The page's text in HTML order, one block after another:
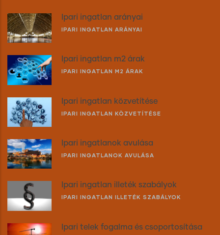
Ipari ingatlan arányai
IPARI INGATLAN ARÁNYAI
Ipari ingatlan m2 árak
IPARI INGATLAN M2 ÁRAK
Ipari ingatlan közvetítése
IPARI INGATLAN KÖZVETÍTÉSE
Ipari ingatlanok avulása
IPARI INGATLANOK AVULÁSA
Ipari ingatlan illeték szabályok
IPARI INGATLAN ILLETÉK SZABÁLYOK
Ipari telek fogalma és csoportosítása